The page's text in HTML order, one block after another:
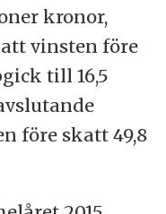
kronor,
vinsten före
till 16,5
före skatt 49,8